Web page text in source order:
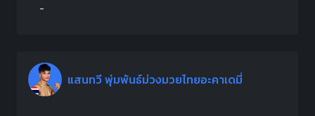
-
แสนทวี พุ่มพันธ์ม่วงมวยไทยอะคาเดมี่